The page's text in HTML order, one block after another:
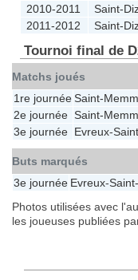
2010-2011
Saint-
2011-2012
Saint-
Tournoi final de
Matchs joués
1re journéeSaint-
2e journée Saint-
3e journée Evreux-
Buts marqués
3e journée Evreux-
Photos utilisées avec
les joueuses publiées